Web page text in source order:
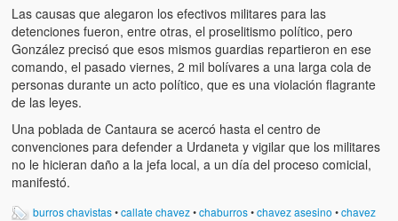
Las causas que alegaron los efectivos militares para las
detenciones fueron, entre otras, el proselitismo político, pero
González precisó que esos mismos guardias repartieron en ese
comando, el pasado viernes, 2 mil bolívares a una larga cola de
personas durante un acto político, que es una violación flagrante
de las leyes.
Una poblada de Cantaura se acercó hasta el centro de
convenciones para defender a Urdaneta y vigilar que los militares
no le hicieran daño a la jefa local, a un día del proceso comicial,
manifestó.
burros chavistas•callate chavez•chaburros•chavez asesino •chavez